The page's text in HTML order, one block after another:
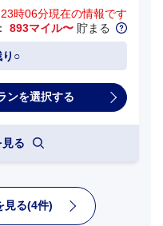
時06分現在の情報です
893マイル〜 貯まる
り○
る
見る(4件)